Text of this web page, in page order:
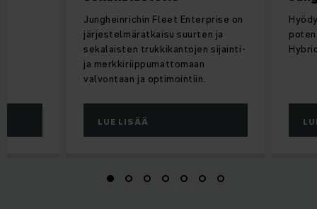
Jungheinrichin Fleet Enterprise on
järjestelmäratkaisu suurten ja
sekalaisten trukkikantojen sijainti-
ja merkkiriippumattomaan
valvontaan ja optimointiin.
LUE LISÄÄ